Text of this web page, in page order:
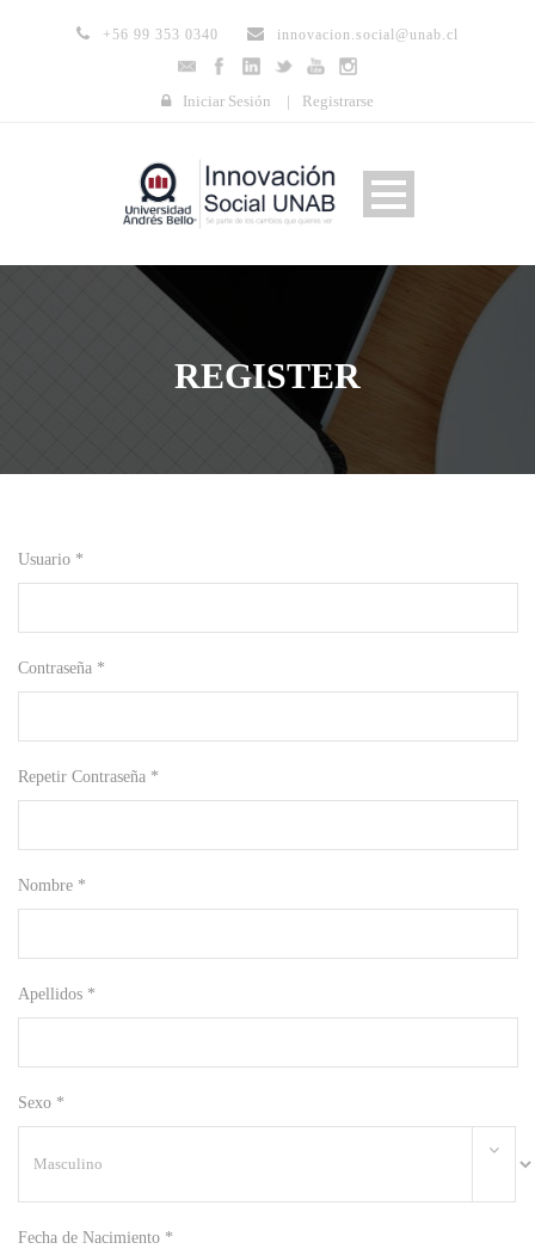
+56 99 353 0340 innovacion.social@unab.cl
Iniciar Sesión | Registrarse
REGISTER
Usuario *
Contraseña *
Repetir Contraseña *
Nombre *
Apellidos *
Sexo *
Fecha de Nacimiento *